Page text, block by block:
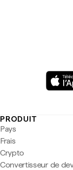
PRODUIT
Pays
Frais
Crypto
Convertisseur de